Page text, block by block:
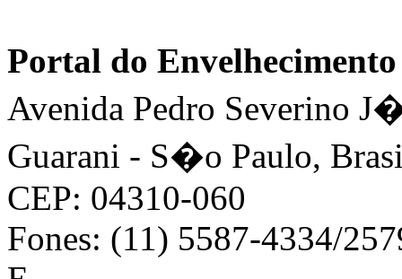
Portal do
Avenida Pedro Severino
Guarani - S�o Paulo,
CEP: 04310-060
Fones: (11) 5587-4334/